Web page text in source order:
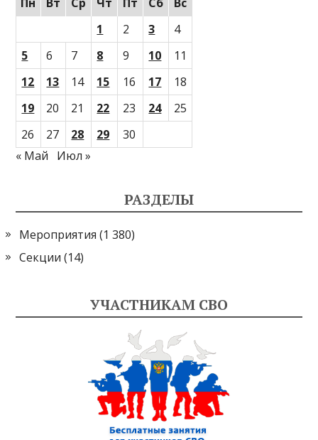
1
2 3
4
5
6 7 8 9 10
11
12
13 14 15 16 17
18
19
20 21 22 23 24
25
26
27 28 29
30
« Май
Июл »
РАЗДЕЛЫ
Мероприятия (1 380)
Секции (14)
УЧАСТНИКАМ СВО